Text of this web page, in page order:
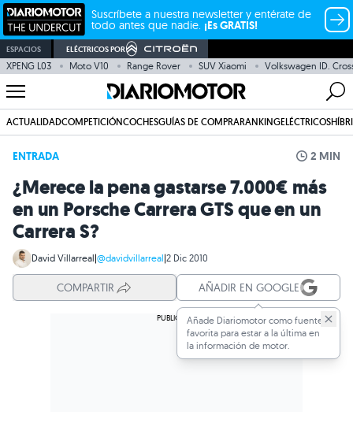
Suscríbete a nuestra newsletter y entérate de
todo antes que nadie. ¡Es GRATIS!
ESPACIOS ELÉCTRICOS POR
XPENG L03 Moto V10 Range Rover SUV Xiaomi Volkswagen ID.
ACTUALIDADCOMPETICIÓNCOCHESGUÍAS DE COMPRARANKINGELÉCTRICOS
ENTRADA 2 MIN
¿Merece la pena gastarse 7.000€ más
en un Porsche Carrera GTS que en un
Carrera S?
David Villarreal|@davidvillarreal|2 Dic 2010
COMPARTIR AÑADIR EN GOOGLE
Añade Diariomotor como fuente
favorita para estar a la última en
la información de motor.